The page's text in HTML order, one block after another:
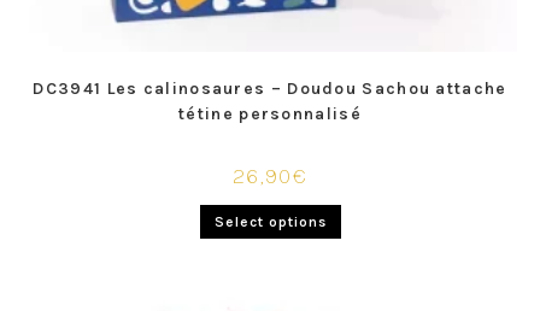
DC3941 Les calinosaures – Doudou Sachou attache
tétine personnalisé
26,90€
Select options